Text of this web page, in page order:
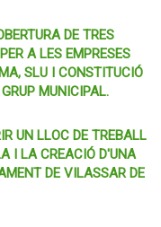
DE TRES
A LES EMPRESES
SLU I CONSTITUCIÓ
MUNICIPAL.
UN LLOC DE TREBALL
I LA CREACIÓ D'UNA
DE VILASSAR DE